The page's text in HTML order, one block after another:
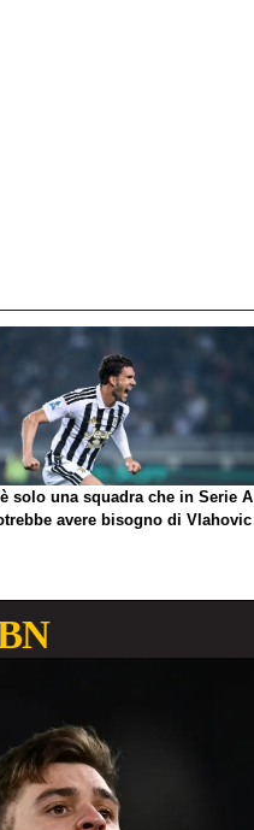
solo una squadra che in Serie A
avere bisogno di Vlahovic